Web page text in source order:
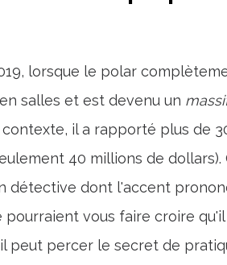
lorsque le polar
salles et est devenu un
il a rapporté plus de
40 millions de
détective dont l'accent
vous faire croire
peut percer le secret de